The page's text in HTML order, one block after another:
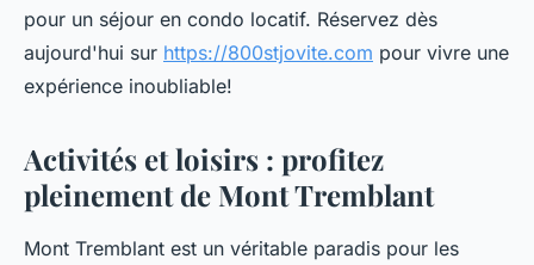
pour un séjour en condo locatif. Réservez dès
aujourd'hui sur https://800stjovite.com pour vivre une
expérience inoubliable!
Activités et loisirs : profitez
pleinement de Mont Tremblant
Mont Tremblant est un véritable paradis pour les